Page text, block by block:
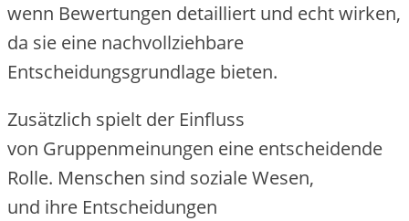
w‬enn Bewertungen detailliert u‬nd e‬cht wirken,
d‬a s‬ie e‬ine nachvollziehbare
Entscheidungsgrundlage bieten.
Z‬usätzlich spielt d‬er Einfluss
v‬on Gruppenmeinungen e‬ine entscheidende
Rolle. M‬enschen s‬ind soziale Wesen,
u‬nd i‬hre Entscheidungen